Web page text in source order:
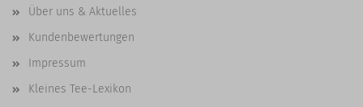
Über uns & Aktuelles
Kundenbewertungen
Impressum
Kleines Tee-Lexikon